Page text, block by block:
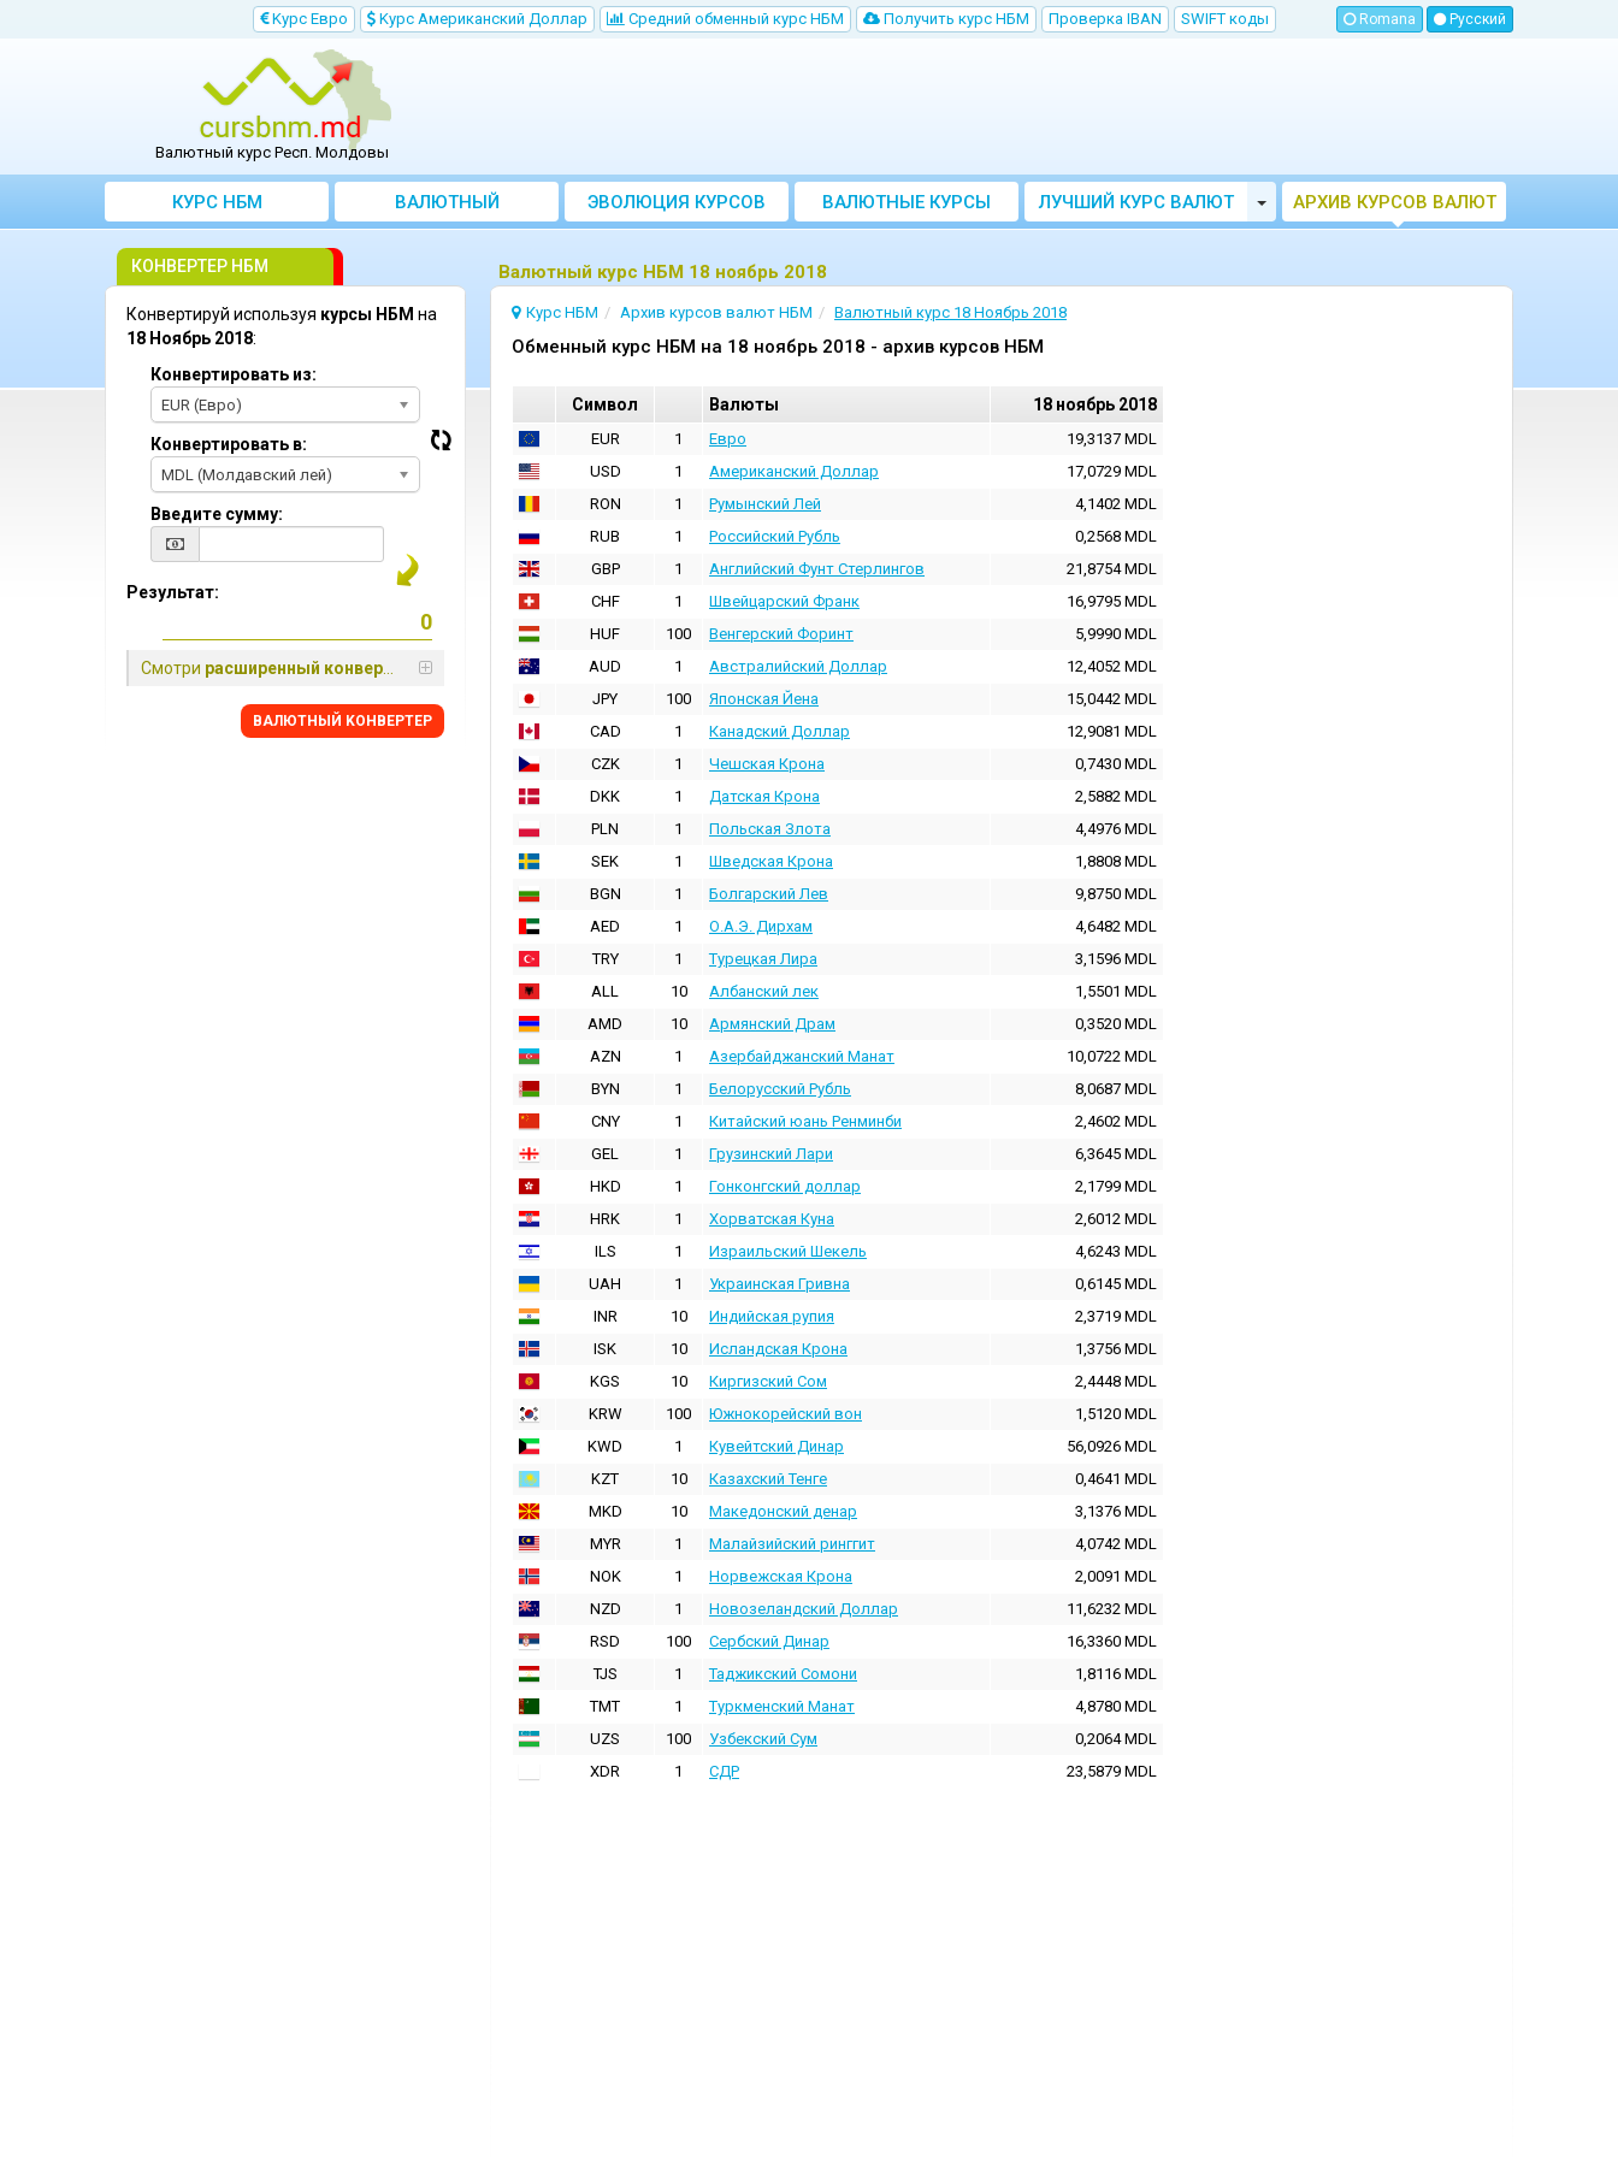
Kурс Евро Kурс Aмериканский Доллар Cредний обменный курс НБM Получить курс НБМ Проверка IBAN SWIFT коды Romana Русский
Валютный курс Респ. Молдовы
КУРС НБМ
BАЛЮТНЫЙ
KОНВЕРТЕР
ЭВОЛЮЦИЯ КУРСОВ
ВАЛЮТНЫЕ КУРСЫ
БАНКОВ
ЛУЧШИЙ КУРС ВАЛЮТ
МОЛДОВЫ
Toggle Dropdown
АРХИВ КУРСОВ ВАЛЮТ
НБМ
Bалютный курс НБМ 18 ноябрь 2018
Курс НБМ Архив курсов валют НБМ Валютный курс 18 Ноябрь 2018
Oбменный курс НБМ на 18 ноябрь 2018 - архив курсов НБМ
Cимвол Валюты 18 ноябрь 2018
EUR 1 Евро 19,3137 MDL
USD
1 Aмериканский Доллар 17,0729 MDL
RON
1 Румынский Лей 4,1402 MDL
RUB
1 Российский Рубль 0,2568 MDL
GBP
1 Английский Фунт Стерлингов 21,8754MDL
CHF
1 Швейцарский Франк 16,9795 MDL
HUF
100 Венгерский Форинт 5,9990 MDL
AUD
1 Австралийский Доллар 12,4052 MDL
JPY
100 Японская Йена 15,0442 MDL
CAD
1 Канадский Доллар 12,9081 MDL
CZK
1 Чешская Крона 0,7430 MDL
DKK
1 Датская Крона 2,5882 MDL
PLN
1 Польская Злота 4,4976 MDL
SEK
1 Шведская Крона 1,8808 MDL
BGN
1 Болгарский Лев 9,8750 MDL
AED
1 О.А.Э. Дирхам 4,6482 MDL
TRY
1 Турецкая Лира 3,1596 MDL
ALL
10 Албанский лек 1,5501 MDL
AMD
10 Армянский Драм 0,3520 MDL
AZN
1 Азербайджанский Манат 10,0722 MDL
BYN
1 Белорусский Рубль 8,0687 MDL
CNY
1 Китайский юань Ренминби 2,4602 MDL
GEL
1 Грузинский Лари 6,3645 MDL
HKD
1 Гонконгский доллаp 2,1799 MDL
HRK
1 Хорватская Куна 2,6012 MDL
ILS
1 Израильский Шекель 4,6243 MDL
UAH
1 Украинская Гривна 0,6145 MDL
INR
10 Индийская pупия 2,3719 MDL
ISK
10 Исландская Крона 1,3756 MDL
KGS
10 Киргизский Сом 2,4448 MDL
KRW
100 Южнокорейский вон 1,5120 MDL
KWD
1 Кувейтский Динар 56,0926 MDL
KZT
10 Казахский Тенге 0,4641 MDL
MKD
10 Македонский денар 3,1376 MDL
MYR
1 Малайзийский ринггит 4,0742 MDL
NOK
1 Норвежская Крона 2,0091 MDL
NZD
1 Новозеландский Доллар 11,6232 MDL
RSD
100 Сербский Динар 16,3360 MDL
TJS
1 Таджикский Сомони 1,8116 MDL
TMT
1 Туркменский Манат 4,8780 MDL
UZS
100 Узбекский Сум 0,2064MDL
XDR
1 СДР 23,5879 MDL
КОНВЕРТЕР НБМ
Конвертируй используя курсы НБМ на
18 Ноябрь 2018:
Конвертировать из:
EUR (Евро)
Конвертировать в:
MDL (Молдавский лей)
Введите сумму:
Результат:
Смотри расширенный конвертер
BАЛЮТНЫЙ KОНВЕРТЕР